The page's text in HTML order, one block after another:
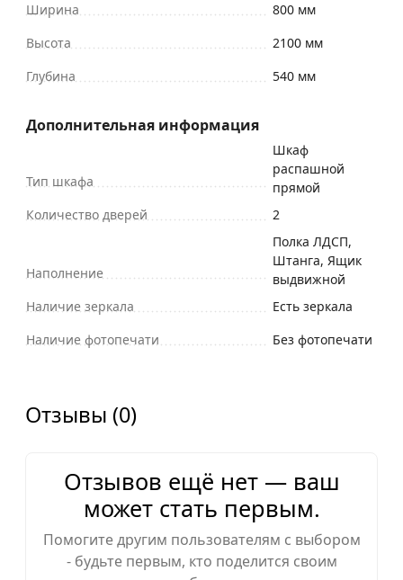
Ширина
800 мм
Высота
2100 мм
Глубина
540 мм
Дополнительная информация
Тип шкафа
Шкаф
распашной
прямой
Количество дверей
2
Наполнение
Полка ЛДСП,
Штанга, Ящик
выдвижной
Наличие зеркала
Есть зеркала
Наличие фотопечати
Без фотопечати
Отзывы (0)
Отзывов ещё нет — ваш
может стать первым.
Помогите другим пользователям с выбором
- будьте первым, кто поделится своим